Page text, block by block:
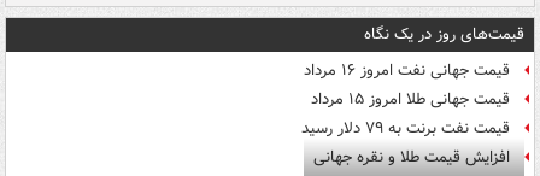
قیمت‌های روز در یک نگاه
قیمت جهانی نفت امروز ۱۶ مرداد
قیمت جهانی طلا امروز ۱۵ مرداد
قیمت نفت برنت به ۷۹ دلار رسید
افزایش قیمت طلا و نقره جهانی